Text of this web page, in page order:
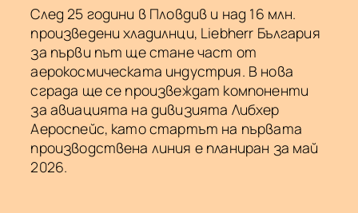
След 25 години в Пловдив и над 16 млн.
произведени хладилнци, Liebherr България
за първи път ще стане част от
аерокосмическата индустрия. В нова
сграда ще се произвеждат компоненти
за авиацията на дивизията Либхер
Аероспейс, като стартът на първата
производствена линия е планиран за май
2026.